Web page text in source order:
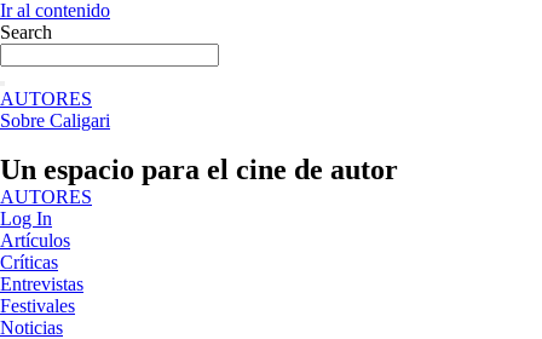
Ir al contenido
Search
AUTORES
Sobre Caligari
Un espacio para el cine de autor
AUTORES
Log In
Artículos
Críticas
Entrevistas
Festivales
Noticias